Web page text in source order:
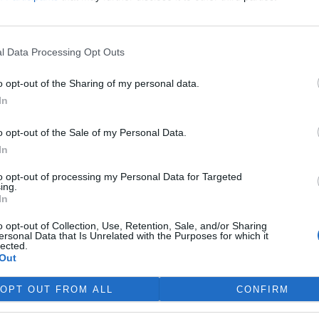
Data Processing Opt Outs
opt-out of the Sharing of my personal data.
opt-out of the Sale of my Personal Data.
opt-out of processing my Personal Data for Targeted
opt-out of Collection, Use, Retention, Sale, and/or Sharing
Data that Is Unrelated with the Purposes for which it
OPT OUT FROM ALL CONFIRM
dno (ISA), kde měla své
skončilo zklamáním,
jasně deklarovat, že
tolerovány.
poloviny srpna
životního prostředí
14. července 2026
zjišťovacího řízení pro
„Stupeň Přelouč II“ za asi 3,3
korun, který má prodloužit
Veřejnost může své
prostředí poslat